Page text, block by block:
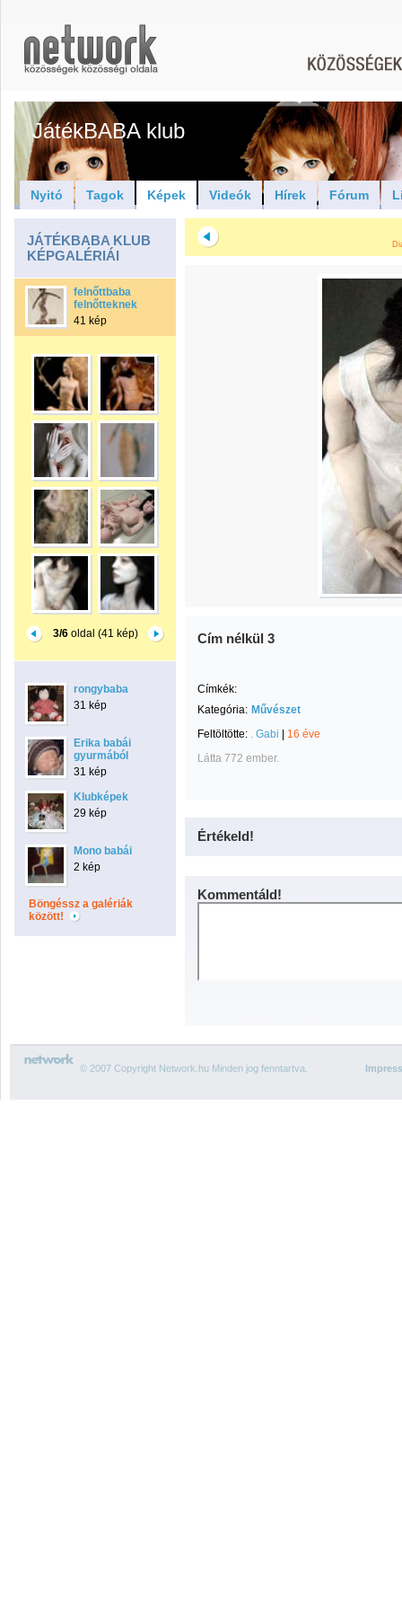
JátékBABA klub
Nyitó Tagok Képek Videók Hírek Fórum
JÁTÉKBABA KLUB
KÉPGALÉRIÁI
felnőttbaba
felnőtteknek
41 kép
3/6oldal (41 kép)
rongybaba
31 kép
Erika babái
gyurmából
31 kép
Klubképek
29 kép
Mono babái
2 kép
Böngéssz a galériák
között!
Cím nélkül 3
Címkék:
Kategória: Művészet
Feltöltötte: . Gabi
16 éve
Látta 772 ember.
Értékeld!
Kommentáld!
© 2007 Copyright Network.hu Minden jog fenntartva.